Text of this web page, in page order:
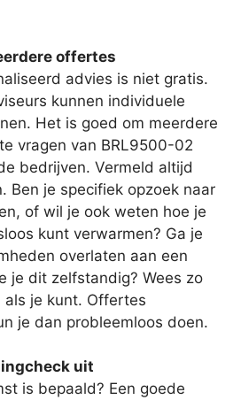
offertes
advies is niet gratis.
kunnen individuele
Het is goed om meerdere
vragen van BRL9500-02
bedrijven. Vermeld altijd
Ben je specifiek opzoek naar
of wil je ook weten hoe je
kunt verwarmen? Ga je
overlaten aan een
je dit zelfstandig? Wees zo
als je kunt. Offertes
je dan probleemloos doen.
uit
is bepaald? Een goede